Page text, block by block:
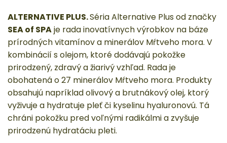
ALTERNATIVE PLUS.Séria Alternative Plus od značky
SEA of SPAje rada inovatívnych výrobkov na báze
prírodných vitamínov a minerálov Mŕtveho mora. V
kombinácií s olejom, ktoré dodávajú pokožke
prirodzený, zdravý a žiarivý vzhľad. Rada je
obohatená o 27 minerálov Mŕtveho mora. Produkty
obsahujú napríklad olivový a brutnákový olej, ktorý
vyživuje a hydratuje pleť či kyselinu hyaluronovú. Tá
chráni pokožku pred voľnými radikálmi a zvyšuje
prirodzenú hydratáciu pleti.